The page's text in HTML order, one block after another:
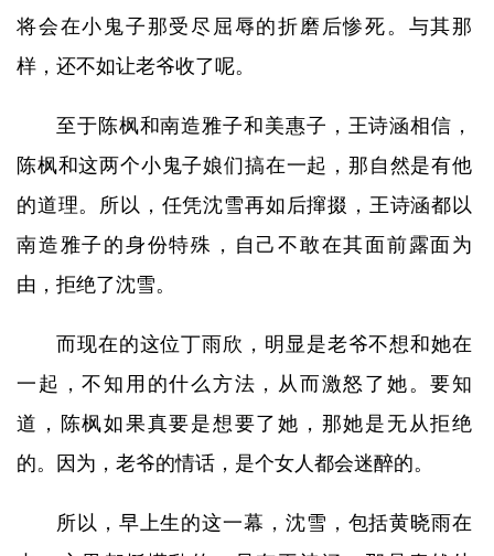
将会在小鬼子那受尽屈辱的折磨后惨死。与其那
样，还不如让老爷收了呢。
至于陈枫和南造雅子和美惠子，王诗涵相信，
陈枫和这两个小鬼子娘们搞在一起，那自然是有他
的道理。所以，任凭沈雪再如后撺掇，王诗涵都以
南造雅子的身份特殊，自己不敢在其面前露面为
由，拒绝了沈雪。
而现在的这位丁雨欣，明显是老爷不想和她在
一起，不知用的什么方法，从而激怒了她。要知
道，陈枫如果真要是想要了她，那她是无从拒绝
的。因为，老爷的情话，是个女人都会迷醉的。
所以，早上生的这一幕，沈雪，包括黄晓雨在